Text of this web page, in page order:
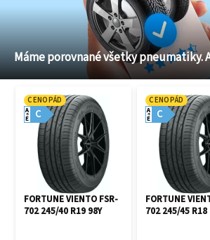
Máme porovnané všetky pneumatiky.
CENOPÁD
C
A
E
FORTUNE VIENTO FSR-
702 245/40 R19 98Y
CENOPÁD
C
A
E
FORTUNE
702 245/45 R18